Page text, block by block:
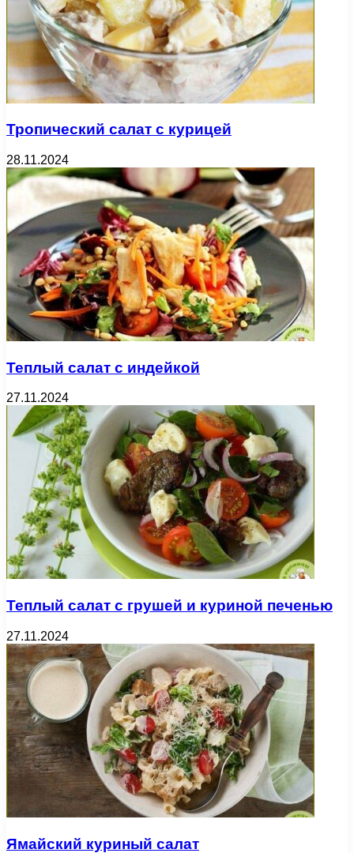
Тропический салат с курицей
28.11.2024
Теплый салат с индейкой
27.11.2024
Теплый салат с грушей и куриной печенью
27.11.2024
Ямайский куриный салат